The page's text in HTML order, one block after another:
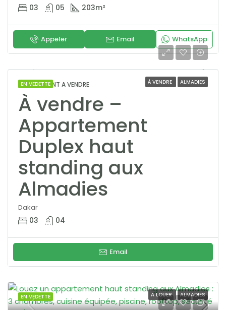
03 05 203m²
Appeler Email WhatsApp
EN VEDETTE À VENDRE ALMADIES
APPARTEMENT A VENDRE
À vendre –
Appartement
Duplex haut
standing aux
Almadies
Dakar
03 04
Email
EN VEDETTE A LOUER ALMADIES